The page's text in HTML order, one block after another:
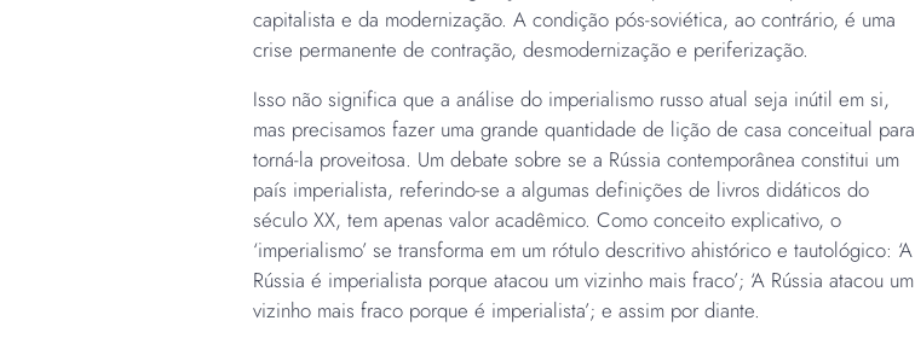
capitalista e da modernização. A condição pós-soviética, ao contrário, é uma
crise permanente de contração, desmodernização e periferização.
Isso não significa que a análise do imperialismo russo atual seja inútil em si,
mas precisamos fazer uma grande quantidade de lição de casa conceitual para
torná-la proveitosa. Um debate sobre se a Rússia contemporânea constitui um
país imperialista, referindo-se a algumas definições de livros didáticos do
século XX, tem apenas valor acadêmico. Como conceito explicativo, o
‘imperialismo’ se transforma em um rótulo descritivo ahistórico e tautológico: ‘A
Rússia é imperialista porque atacou um vizinho mais fraco’; ‘A Rússia atacou um
vizinho mais fraco porque é imperialista’; e assim por diante.